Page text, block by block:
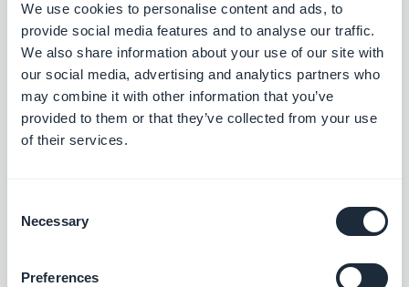
We use cookies to personalise content and ads, to
provide social media features and to analyse our traffic.
We also share information about your use of our site with
our social media, advertising and analytics partners who
may combine it with other information that you’ve
provided to them or that they’ve collected from your use
of their services.
Selection
Necessary
Preferences
Kostenlos
EmailOctopus
E-Mail-Marketing einfach verwalten